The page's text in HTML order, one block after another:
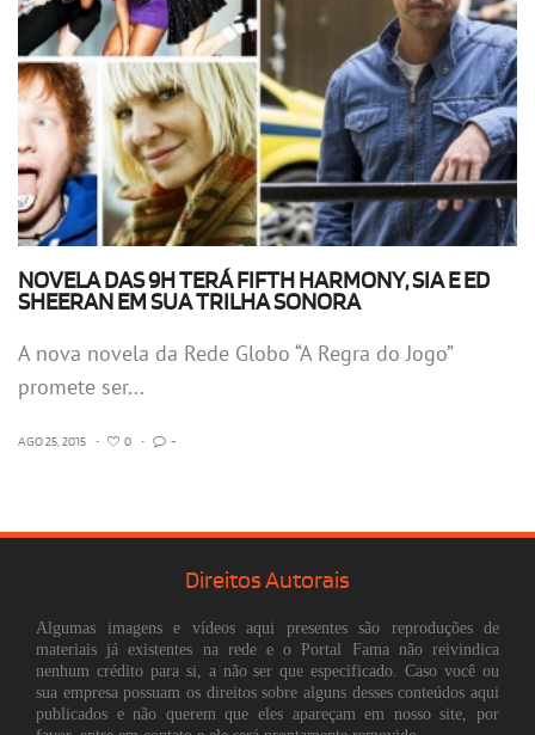
NOVELA DAS 9H TERÁ FIFTH HARMONY, SIA E ED
SHEERAN EM SUA TRILHA SONORA
A nova novela da Rede Globo “A Regra do Jogo”
promete ser...
AGO 25, 2015 • 0 • -
Direitos Autorais
Algumas imagens e vídeos aqui presentes são reproduções de
materiais já existentes na rede e o Portal Fama não reivindica
nenhum crédito para si, a não ser que especificado. Caso você ou
sua empresa possuam os direitos sobre alguns desses conteúdos aqui
publicados e não querem que eles apareçam em nosso site, por